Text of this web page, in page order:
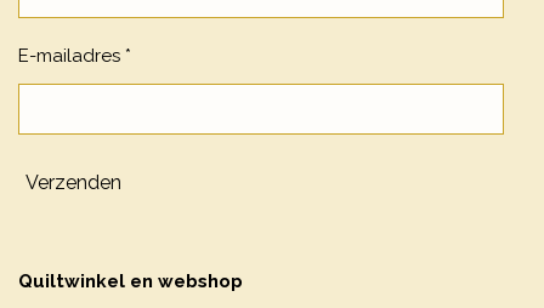
E-mailadres *
Verzenden
Quiltwinkel en webshop